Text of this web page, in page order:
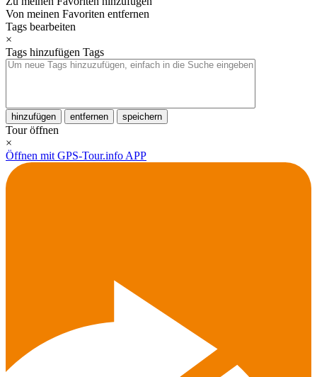
Von meinen Favoriten entfernen
Tags bearbeiten
×
Tags hinzufügen Tags
hinzufügen entfernen speichern
Tour öffnen
×
Öffnen mit GPS-Tour.info APP